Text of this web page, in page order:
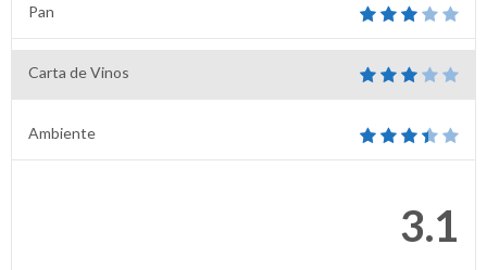
Pan
Carta de Vinos
Ambiente
3.1